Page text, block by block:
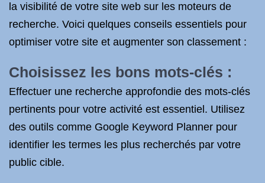
la visibilité de votre site web sur les moteurs de
recherche. Voici quelques conseils essentiels pour
optimiser votre site et augmenter son classement :
Choisissez les bons mots-clés :
Effectuer une recherche approfondie des mots-clés
pertinents pour votre activité est essentiel. Utilisez
des outils comme Google Keyword Planner pour
identifier les termes les plus recherchés par votre
public cible.